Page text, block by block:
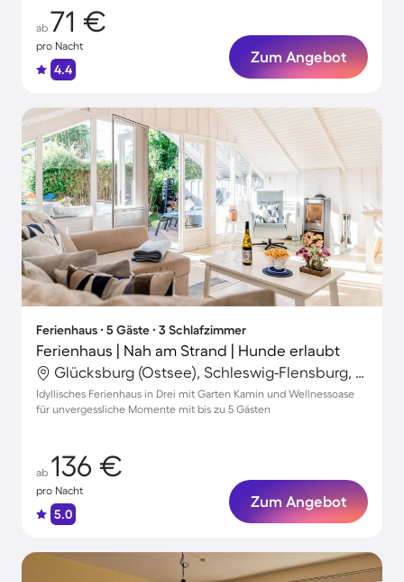
ab 71 €
pro Nacht
4.4
Zum Angebot
Ferienhaus ∙ 5 Gäste ∙ 3 Schlafzimmer
Ferienhaus | Nah am Strand | Hunde erlaubt
Glücksburg (Ostsee), Schleswig-Flensburg, Deutschland
Idyllisches Ferienhaus in Drei mit Garten Kamin und Wellnessoase
für unvergessliche Momente mit bis zu 5 Gästen
ab 136 €
pro Nacht
5.0
Zum Angebot